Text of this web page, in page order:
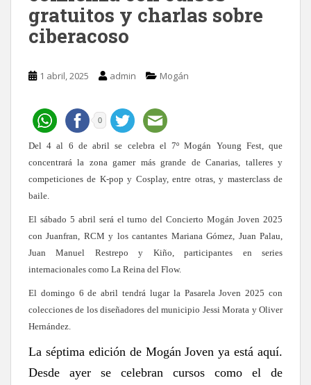
gratuitos y charlas sobre
ciberacoso
1 abril, 2025 admin Mogán
0
Del 4 al 6 de abril se celebra el 7º Mogán Young Fest, que
concentrará la zona gamer más grande de Canarias, talleres y
competiciones de K-pop y Cosplay, entre otras, y masterclass de
baile.
El sábado 5 abril será el turno del Concierto Mogán Joven 2025
con Juanfran, RCM y los cantantes Mariana Gómez, Juan Palau,
Juan Manuel Restrepo y Kiño, participantes en series
internacionales como La Reina del Flow.
El domingo 6 de abril tendrá lugar la Pasarela Joven 2025 con
colecciones de los diseñadores del municipio Jessi Morata y Oliver
Hernández.
La séptima edición de Mogán Joven ya está aquí.
Desde ayer se celebran cursos como el de